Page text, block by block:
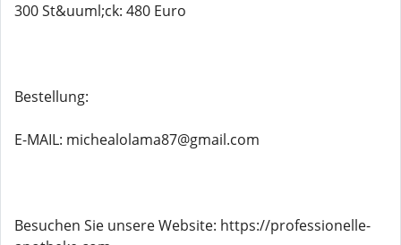
300 St&uuml;ck: 480 Euro
Bestellung:
E-MAIL: michealolama87@gmail.com
Besuchen Sie unsere Website: https://professionelle-